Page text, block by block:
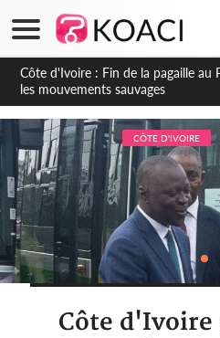
Côte d'Ivoire : Ouattara promet
déguerpissements illégaux
CÔTE D'IVOIRE
Côte d'Ivoire